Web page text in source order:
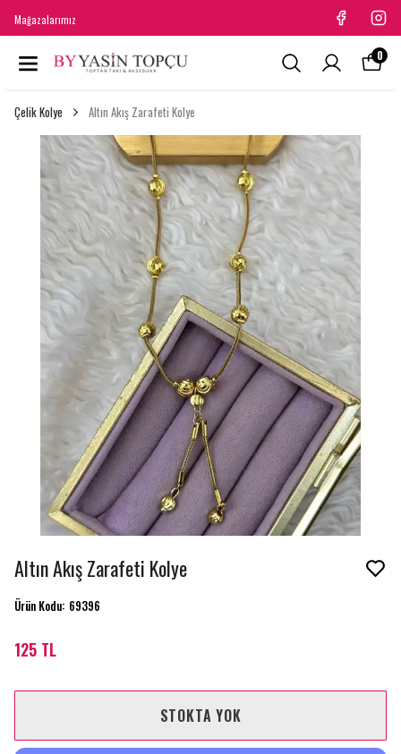
Mağazalarımız
0
Çelik Kolye Altın Akış Zarafeti Kolye
Altın Akış Zarafeti Kolye
Ürün Kodu: 69396
125 TL
STOKTA YOK